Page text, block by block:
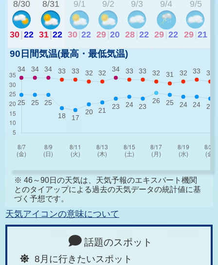
8/30
30|22
8/31
31|22
9/1
30 22
9/2
29 20
9/3
28 22
9/4
29 22
9/5
29 21
90日間気温(最高・最低気温)
※ 46～90日の天気は、天気予報のエキスパート機関
とのタイアップによる過去の天気データの統計値に基
づく予想です。
天気アイコンの意味について
話題のスポット
8月に行きたいスポット